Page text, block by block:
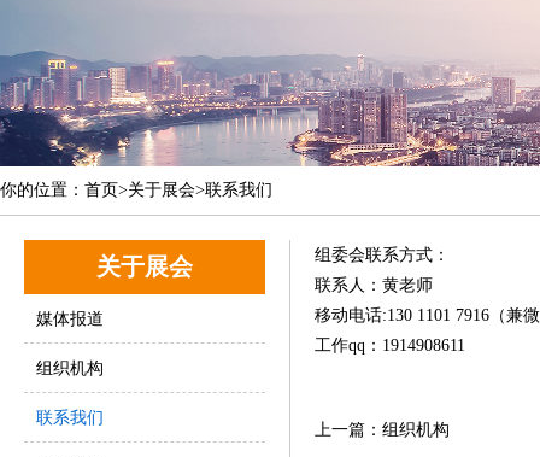
你的位置： 首页>关于展会>联系我们
关于展会
媒体报道
组织机构
联系我们
组委会联系方式：
联系人：黄老师
移动电话:130 1101 7916（兼
工作qq：1914908611
上一篇：组织机构